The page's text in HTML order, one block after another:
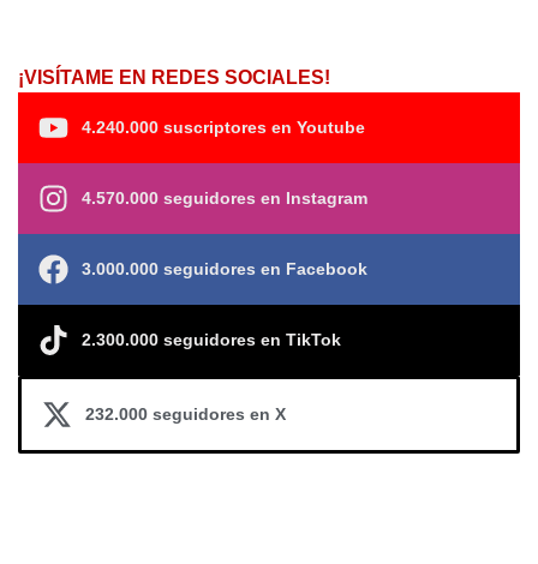
¡VISÍTAME EN REDES SOCIALES!
4.240.000 suscriptores en Youtube
4.570.000 seguidores en Instagram
3.000.000 seguidores en Facebook
2.300.000 seguidores en TikTok
232.000 seguidores en X